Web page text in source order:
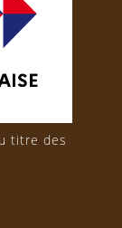
titre des